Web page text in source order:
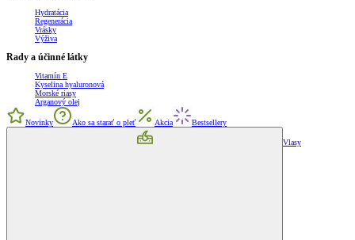
Hydratácia
Regenerácia
Vrásky
Výživa
Rady a účinné látky
Vitamín E
Kyselina hyaluronová
Morské riasy
Arganový olej
Novinky Ako sa starať o pleť Akcia Bestsellery
Vlasy